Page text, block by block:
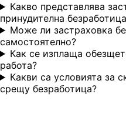
Какво представлява
принудителна
Може ли застраховка
самостоятелно?
Как се изплаща
работа?
Какви са условията за
срещу безработица?